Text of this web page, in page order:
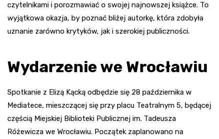
czytelnikami i porozmawiać o swojej najnowszej książce. To
wyjątkowa okazja, by poznać bliżej autorkę, która zdobyła
uznanie zarówno krytyków, jak i szerokiej publiczności.
Wydarzenie we Wrocławiu
Spotkanie z Elizą Kącką odbędzie się 28 października w
Mediatece, mieszczącej się przy placu Teatralnym 5, będącej
częścią Miejskiej Biblioteki Publicznej im. Tadeusza
Różewicza we Wrocławiu. Początek zaplanowano na